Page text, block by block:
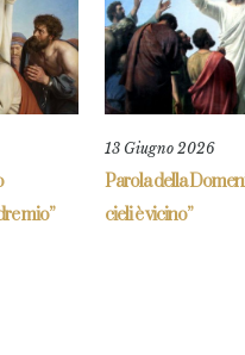
mio”
13 Giugno 2026
Parola della
cieli è vicino”